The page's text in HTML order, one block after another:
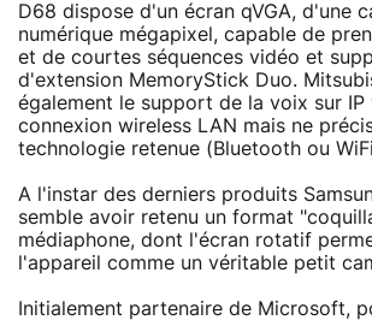
D68 dispose d'un écran qVGA, d'une
numérique mégapixel, capable de
et de courtes séquences vidéo et
d'extension MemoryStick Duo.
également le support de la voix sur IP
connexion wireless LAN mais ne
technologie retenue (Bluetooth ou
A l'instar des derniers produits
semble avoir retenu un format
médiaphone, dont l'écran rotatif
l'appareil comme un véritable petit
Initialement partenaire de Microsoft,